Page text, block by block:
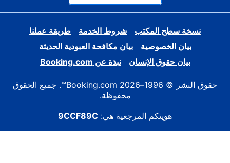
نسخة سطح المكتب شروط الخدمة
طريقة عملنا
بيان الخصوصية
بيان مكافحة العبودية الحديثة
بيان حقوق الإنسان
نبذة عن Booking.com
حقوق النشر © 1996–2026 Booking.com™. جميع الحقوق
محفوظة.
هويتكم المرجعية هي: 9CCF89C